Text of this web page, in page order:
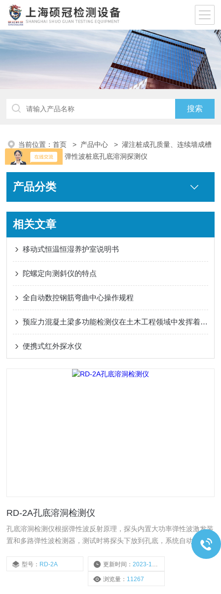
当前位置：首页 > 产品中心 >灌注桩成孔质量、连续墙成槽
质量检测仪>弹性波桩底孔底溶洞探测仪
产品分类
相关文章
移动式恒温恒湿养护室说明书
陀螺定向测斜仪的特点
全自动数控钢筋弯曲中心操作规程
预应力混凝土梁多功能检测仪在土木工程领域中发挥着重要作用
便携式红外探水仪
RD-2A孔底溶洞检测仪
孔底溶洞检测仪根据弹性波反射原理，探头内置大功率弹性波激发装
置和多路弹性波检测器，测试时将探头下放到孔底，系统自动激发弹
性波，弹性波在往孔底岩层传播过程中，遇到溶洞、裂隙、软弱地层
等结构体时反射回来，弹性波检波器接收到反射信号，即可根据接收
到的反射信号强度的变化和传播时间确定异常结构体的深度位置。通
型号： RD-2A 更新时间： 2023-11-23
浏览量： 11267